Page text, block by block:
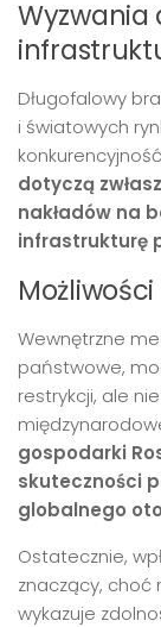
Wyzwania
Długofalowy
i światowych
dotyczą
nakładów na
infrastrukturę
Wewnętrzne
państwowe,
restrykcji, ale
gospodarki
skuteczności
globalnego
Ostatecznie,
znaczący, choć
wykazuje